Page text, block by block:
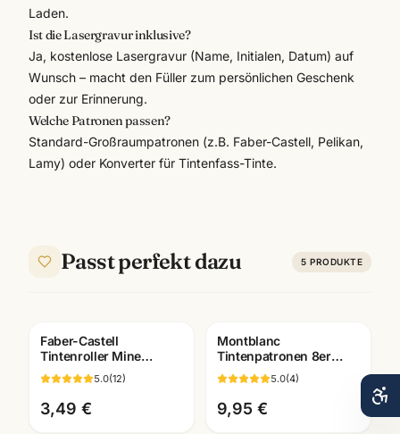
Laden.
Ist die Lasergravur inklusive?
Ja, kostenlose Lasergravur (Name, Initialen, Datum) auf
Wunsch – macht den Füller zum persönlichen Geschenk
oder zur Erinnerung.
Welche Patronen passen?
Standard-Großraumpatronen (z.B. Faber-Castell, Pelikan,
Lamy) oder Konverter für Tintenfass-Tinte.
Passt perfekt dazu 5 PRODUKTE
Faber-Castell
Tintenroller Mine
blau/schwarz ·
Rollerball Refill · WSF
Mannheim
5.0(12)
3,49 €
Montblanc
Tintenpatronen 8er
Pack · alle Farben ·
passend für Montblanc
Füller
5.0(4)
9,95 €